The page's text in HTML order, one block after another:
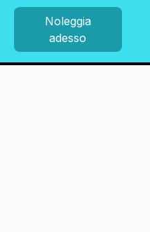
Noleggia
adesso